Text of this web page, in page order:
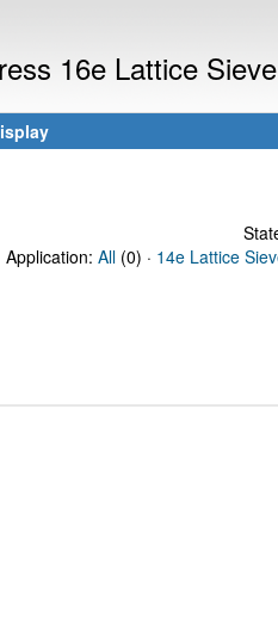
16e Lattice
Application: All (0) · 14e Lattice